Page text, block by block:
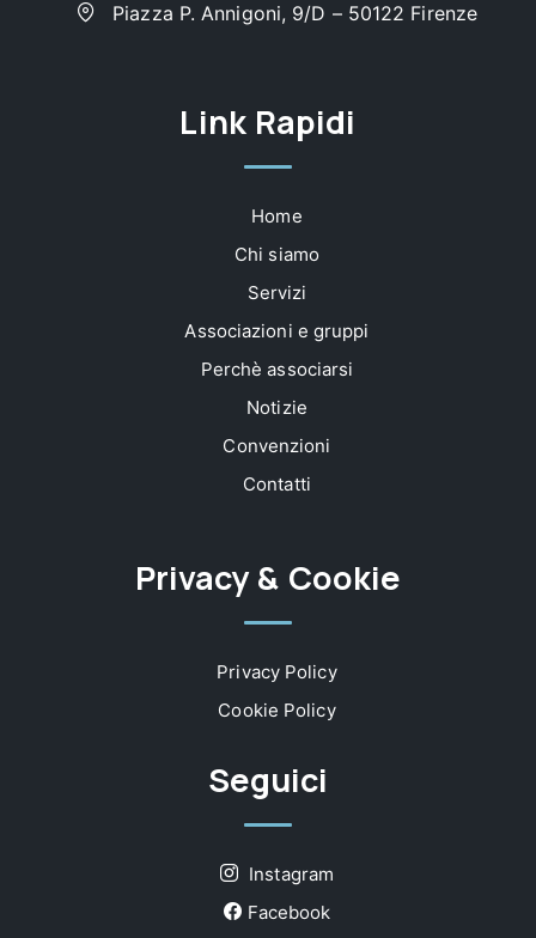
Piazza P. Annigoni, 9/D – 50122 Firenze
Link Rapidi
Home
Chi siamo
Servizi
Associazioni e gruppi
Perchè associarsi
Notizie
Convenzioni
Contatti
Privacy & Cookie
Privacy Policy
Cookie Policy
Seguici
Instagram
Facebook